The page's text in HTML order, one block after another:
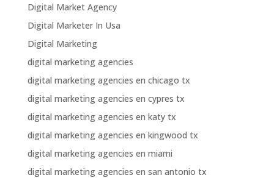
Digital Market Agency
Digital Marketer In Usa
Digital Marketing
digital marketing agencies
digital marketing agencies en chicago tx
digital marketing agencies en cypres tx
digital marketing agencies en katy tx
digital marketing agencies en kingwood tx
digital marketing agencies en miami
digital marketing agencies en san antonio tx